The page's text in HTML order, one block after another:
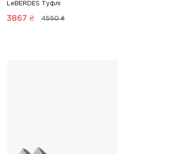
LeBERDES Туфлі
3867 ₴ 4550 ₴